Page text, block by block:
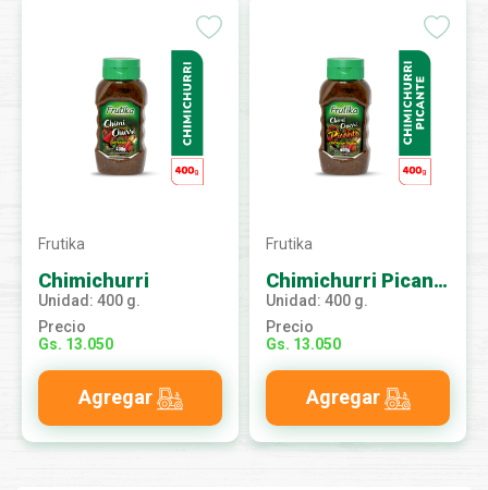
Frutika
Chimichurri
Unidad: 400 g.
Precio
Gs. 13.050
Agregar
Frutika
Chimichurri Picante
Unidad: 400 g.
Precio
Gs. 13.050
Agregar